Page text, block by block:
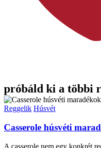
próbáld ki a többi
Reggelik Húsvét
Casserole húsvéti
A casserole nem egy konkrét